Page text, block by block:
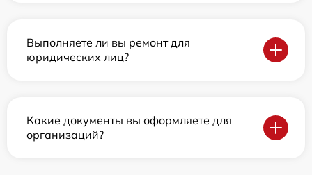
Выполняете ли вы ремонт для
юридических лиц?
Какие документы вы оформляете для
организаций?